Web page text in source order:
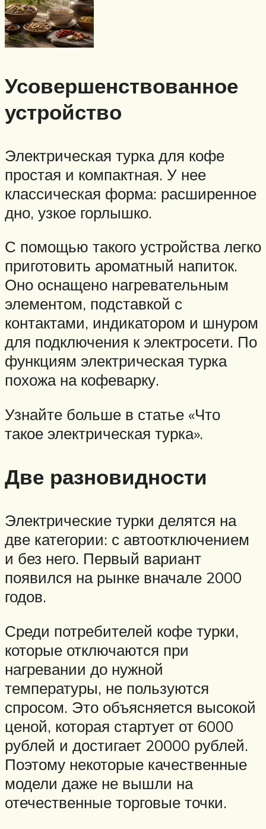
Усовершенствованное
устройство
Электрическая турка для кофе
простая и компактная. У нее
классическая форма: расширенное
дно, узкое горлышко.
С помощью такого устройства легко
приготовить ароматный напиток.
Оно оснащено нагревательным
элементом, подставкой с
контактами, индикатором и шнуром
для подключения к электросети. По
функциям электрическая турка
похожа на кофеварку.
Узнайте больше в статье «Что
такое электрическая турка».
Две разновидности
Электрические турки делятся на
две категории: с автоотключением
и без него. Первый вариант
появился на рынке вначале 2000
годов.
Среди потребителей кофе турки,
которые отключаются при
нагревании до нужной
температуры, не пользуются
спросом. Это объясняется высокой
ценой, которая стартует от 6000
рублей и достигает 20000 рублей.
Поэтому некоторые качественные
модели даже не вышли на
отечественные торговые точки.